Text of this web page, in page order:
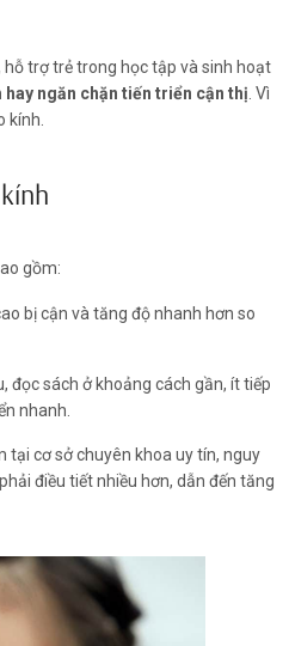
trợ trẻ trong học tập và sinh hoạt
ngăn chặn tiến triển cận thị . Vì
kính.
gồm:
bị cận và tăng độ nhanh hơn so
đọc sách ở khoảng cách gần, ít tiếp
nhanh.
tại cơ sở chuyên khoa uy tín, nguy
điều tiết nhiều hơn, dẫn đến tăng